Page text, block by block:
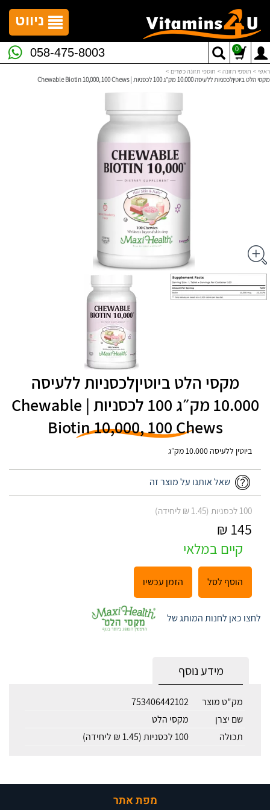
המרכזי
ניווט
058-475-8003 0
ראשי > תוספי תזונה > תוספי תזונה כשרים >
מקסי הלט ביוטיןלכסניות ללעיסה 10.000 מק״ג 100 לכסניות | Chewable Biotin 10,000, 100 Chews
מקסי הלט ביוטיןלכסניות ללעיסה
10.000 מק״ג 100 לכסניות | Chewable
Biotin 10,000, 100 Chews
ביוטין ללעיסה 10.000 מק״ג
שאל אותנו על מוצר זה
100 לכסניות (1.45 ₪ ליחידה)
145 ₪
קיים במלאי
הוסף לסל הזמן עכשיו
לחצו כאן לחנות המותג של
מידע נוסף
מק"ט מוצר
753406442102
שם יצרן
מקסי הלט
תכולה
100 לכסניות (1.45 ₪ ליחידה)
מפת אתר